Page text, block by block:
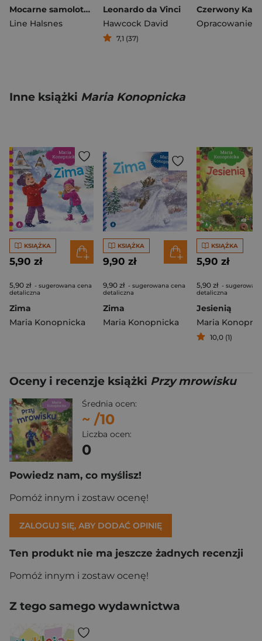
Mocarne samoloty. Ale to wielkie!
Line Halsnes
Leonardo da Vinci
Hawcock David
7,1 (37)
Inne książki Maria Konopnicka
KSIĄŻKA
5,90 zł
5,90 zł - sugerowana cena
detaliczna
Zima
Maria Konopnicka
KSIĄŻKA
9,90 zł
9,90 zł - sugerowana cena
detaliczna
Zima
Maria Konopnicka
KSIĄŻKA
5,90 zł
5,90 zł -
detaliczna
Jesienią
Maria
10,0 (1)
Oceny i recenzje książki Przy mrowisku
Średnia ocen:
~ /10
Liczba ocen:
0
Powiedz nam, co myślisz!
Pomóż innym i zostaw ocenę!
ZALOGUJ SIĘ, ABY DODAĆ OPINIĘ
Ten produkt nie ma jeszcze żadnych recenzji
Pomóż innym i zostaw ocenę!
Z tego samego wydawnictwa